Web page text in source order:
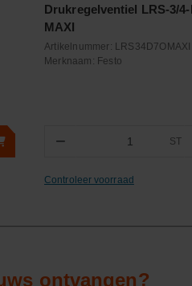
Drukregelventiel LRS-3/4-
MAXI
Artikelnummer: LRS34D7OMAXI
Merknaam: Festo
− ST
Controleer voorraad
ontvangen?